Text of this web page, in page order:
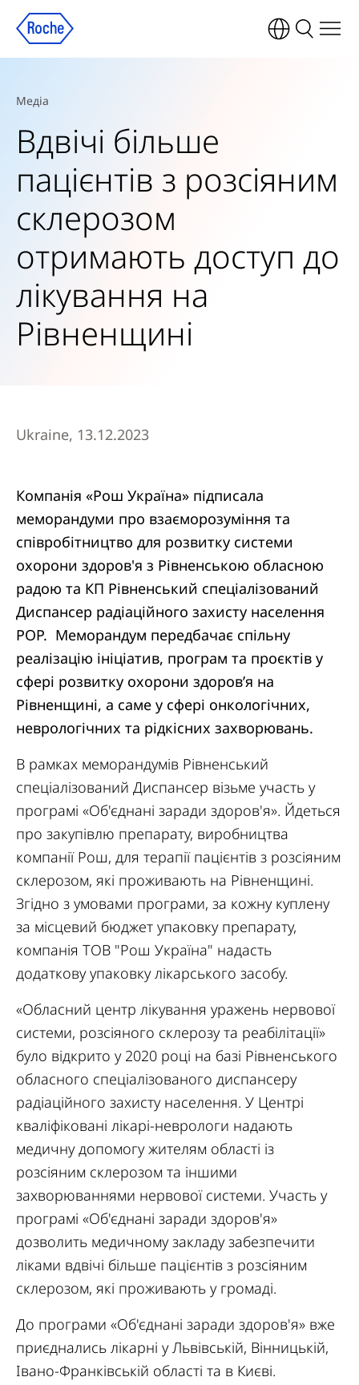
Медіа
Вдвічі більше
пацієнтів з розсіяним
склерозом
отримають доступ до
лікування на
Рівненщині
Ukraine, 13.12.2023
Компанія «Рош Україна» підписала
меморандуми про взаєморозуміння та
співробітництво для розвитку системи
охорони здоров'я з Рівненською обласною
радою та КП Рівненський спеціалізований
Диспансер радіаційного захисту населення
РОР. Меморандум передбачає спільну
реалізацію ініціатив, програм та проєктів у
сфері розвитку охорони здоров’я на
Рівненщині, а саме у сфері онкологічних,
неврологічних та рідкісних захворювань.
В рамках меморандумів Рівненський
спеціалізований Диспансер візьме участь у
програмі «Об'єднані заради здоров'я». Йдеться
про закупівлю препарату, виробництва
компанії Рош, для терапії пацієнтів з розсіяним
склерозом, які проживають на Рівненщині.
Згідно з умовами програми, за кожну куплену
за місцевий бюджет упаковку препарату,
компанія ТОВ "Рош Україна" надасть
додаткову упаковку лікарського засобу.
«Обласний центр лікування уражень нервової
системи, розсіяного склерозу та реабілітації»
було відкрито у 2020 році на базі Рівненського
обласного спеціалізованого диспансеру
радіаційного захисту населення. У Центрі
кваліфіковані лікарі-неврологи надають
медичну допомогу жителям області із
розсіяним склерозом та іншими
захворюваннями нервової системи. Участь у
програмі «Об'єднані заради здоров'я»
дозволить медичному закладу забезпечити
ліками вдвічі більше пацієнтів з розсіяним
склерозом, які проживають у громаді.
До програми «Об'єднані заради здоров'я» вже
приєднались лікарні у Львівській, Вінницькій,
Івано-Франківській області та в Києві.